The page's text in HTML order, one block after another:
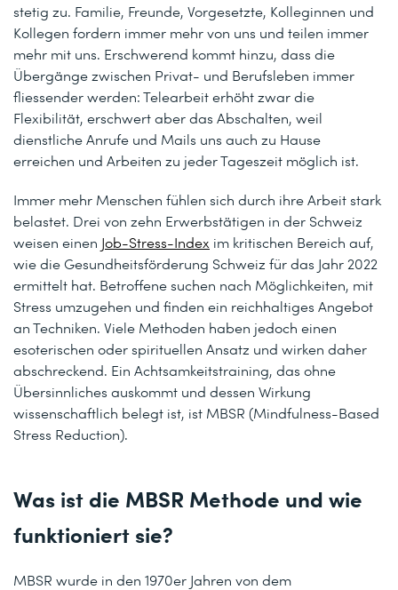
stetig zu. Familie, Freunde, Vorgesetzte, Kolleginnen und
Kollegen fordern immer mehr von uns und teilen immer
mehr mit uns. Erschwerend kommt hinzu, dass die
Übergänge zwischen Privat- und Berufsleben immer
fliessender werden: Telearbeit erhöht zwar die
Flexibilität, erschwert aber das Abschalten, weil
dienstliche Anrufe und Mails uns auch zu Hause
erreichen und Arbeiten zu jeder Tageszeit möglich ist.
Immer mehr Menschen fühlen sich durch ihre Arbeit stark
belastet. Drei von zehn Erwerbstätigen in der Schweiz
weisen einen Job-Stress-Index im kritischen Bereich auf,
wie die Gesundheitsförderung Schweiz für das Jahr 2022
ermittelt hat. Betroffene suchen nach Möglichkeiten, mit
Stress umzugehen und finden ein reichhaltiges Angebot
an Techniken. Viele Methoden haben jedoch einen
esoterischen oder spirituellen Ansatz und wirken daher
abschreckend. Ein Achtsamkeitstraining, das ohne
Übersinnliches auskommt und dessen Wirkung
wissenschaftlich belegt ist, ist MBSR (Mindfulness-Based
Stress Reduction).
Was ist die MBSR Methode und wie
funktioniert sie?
MBSR wurde in den 1970er Jahren von dem